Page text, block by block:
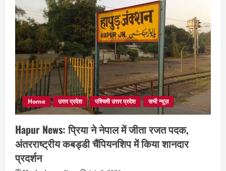
Home उत्तर प्रदेश पश्चिमी उत्तर प्रदेश सभी न्यूज़
Hapur News: प्रिया ने नेपाल में जीता रजत पदक,
अंतरराष्ट्रीय कबड्डी चैंपियनशिप में किया शानदार
प्रदर्शन